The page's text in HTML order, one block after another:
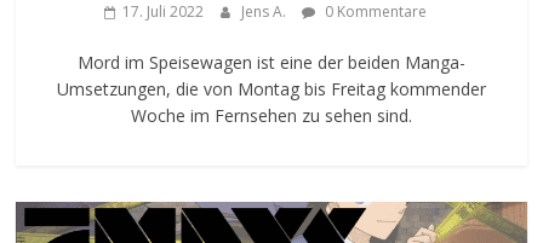
17. Juli 2022 Jens A. 0 Kommentare
Mord im Speisewagen ist eine der beiden Manga-
Umsetzungen, die von Montag bis Freitag kommender
Woche im Fernsehen zu sehen sind.